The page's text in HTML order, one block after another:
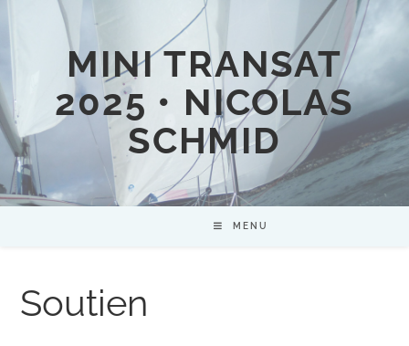
MINI TRANSAT
2025 • NICOLAS
SCHMID
MENU
Soutien